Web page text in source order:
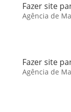
Fazer site
Agência de
Fazer site
Agência de